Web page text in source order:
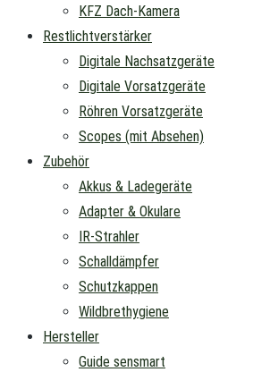
KFZ Dach-Kamera
Restlichtverstärker
Digitale Nachsatzgeräte
Digitale Vorsatzgeräte
Röhren Vorsatzgeräte
Scopes (mit Absehen)
Zubehör
Akkus & Ladegeräte
Adapter & Okulare
IR-Strahler
Schalldämpfer
Schutzkappen
Wildbrethygiene
Hersteller
Guide sensmart